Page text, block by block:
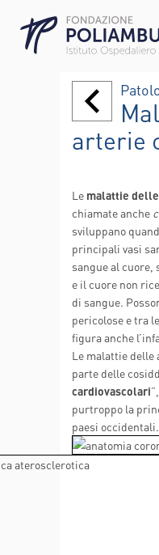
arterie
Le malattie
chiamate anche
sviluppano
principali vasi
sangue al cuore,
e il cuore non
di sangue.
pericolose e tra
figura anche
Le malattie delle
parte delle
cardiovascolari
purtroppo la
paesi occidentali.